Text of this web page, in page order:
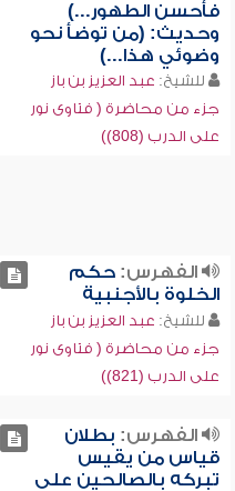
فأحسن الطهور...)
وحديث: (من توضأ نحو
وضوئي هذا...)
للشيخ: عبد العزيز بن باز
جزء من محاضرة ( فتاوى نور
على الدرب (808))
الفهرس:حكم
الخلوة بالأجنبية
للشيخ: عبد العزيز بن باز
جزء من محاضرة ( فتاوى نور
على الدرب (821))
الفهرس: بطلان
قياس من يقيس
تبركه بالصالحين على